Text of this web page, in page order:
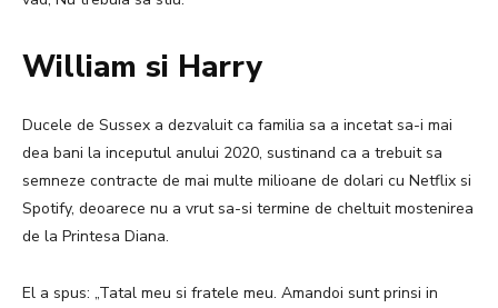
William si Harry
Ducele de Sussex a dezvaluit ca familia sa a incetat sa-i mai
dea bani la inceputul anului 2020, sustinand ca a trebuit sa
semneze contracte de mai multe milioane de dolari cu Netflix si
Spotify, deoarece nu a vrut sa-si termine de cheltuit mostenirea
de la Printesa Diana.
El a spus: „Tatal meu si fratele meu. Amandoi sunt prinsi in